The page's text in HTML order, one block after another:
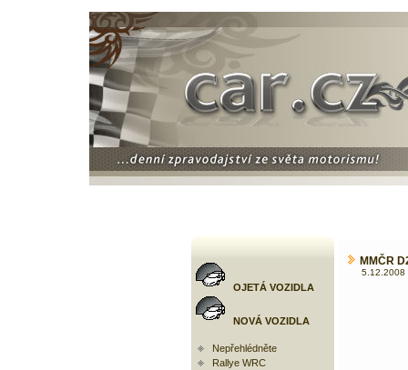
OJETÁ VOZIDLA
NOVÁ VOZIDLA
Nepřehlédněte
Rallye WRC
MMČR
5.12.2008